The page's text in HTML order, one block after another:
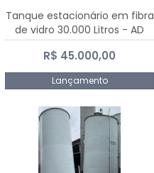
Tanque estacionário em fibra
de vidro 30.000 Litros - AD
Fibras
R$ 45.000,00
Lançamento